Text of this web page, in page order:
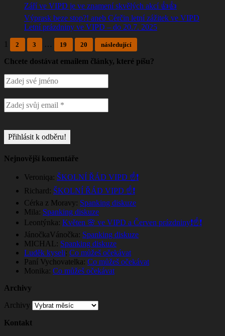
Září ve VIPD je ve znamení skvělých akcí 👍👍
Výprask beze stop?! aneb Cérčin letní zážitek ve VIPD
Letní prázdniny ve VIPD – do 20.7. 2025
1
2 3 … 19 20 následující
Chcete dostávat emailem články, které píšu?
Nejnovější komentáře
Veroniqa: ŠKOLNÍ ŘÁD VIPD ☝️❗
Richard: ŠKOLNÍ ŘÁD VIPD ☝️❗
Cérka z Moravy: Spanking diskuze
Mila: Spanking diskuze
Leontýnka: Květen 🌸 ve VIPD a Červen prázdniny❗☝️❗
JánočkaVánočka: Spanking diskuze
MICHAL: Spanking diskuze
Luděk kyseli: Co můžeš očekávat
Paní Vychovatelka: Co můžeš očekávat
Monika: Co můžeš očekávat
Archivy
Archivy
Kontakt